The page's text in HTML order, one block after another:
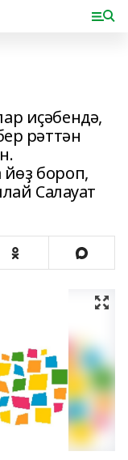
иҫәбендә,
рәттән
бороп,
Салауат